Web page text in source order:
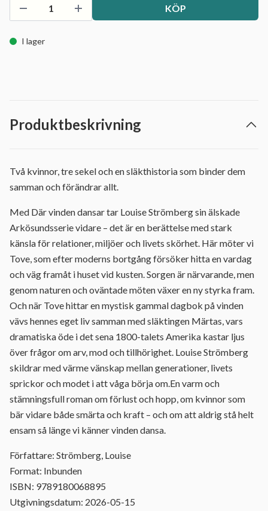
KÖP
I lager
Produktbeskrivning
Två kvinnor, tre sekel och en släkthistoria som binder dem
samman och förändrar allt.
Med Där vinden dansar tar Louise Strömberg sin älskade
Arkösundsserie vidare – det är en berättelse med stark
känsla för relationer, miljöer och livets skörhet. Här möter vi
Tove, som efter moderns bortgång försöker hitta en vardag
och väg framåt i huset vid kusten. Sorgen är närvarande, men
genom naturen och oväntade möten växer en ny styrka fram.
Och när Tove hittar en mystisk gammal dagbok på vinden
vävs hennes eget liv samman med släktingen Märtas, vars
dramatiska öde i det sena 1800-talets Amerika kastar ljus
över frågor om arv, mod och tillhörighet. Louise Strömberg
skildrar med värme vänskap mellan generationer, livets
sprickor och modet i att våga börja om.En varm och
stämningsfull roman om förlust och hopp, om kvinnor som
bär vidare både smärta och kraft – och om att aldrig stå helt
ensam så länge vi känner vinden dansa.
Författare: Strömberg, Louise
Format: Inbunden
ISBN: 9789180068895
Utgivningsdatum: 2026-05-15